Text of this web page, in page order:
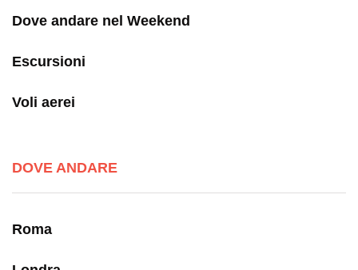
Dove andare nel Weekend
Escursioni
Voli aerei
DOVE ANDARE
Roma